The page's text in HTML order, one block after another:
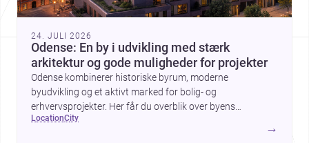
24. JULI 2026
Odense: En by i udvikling med stærk
arkitektur og gode muligheder for projekter
Odense kombinerer historiske byrum, moderne
byudvikling og et aktivt marked for bolig- og
erhvervsprojekter. Her får du overblik over byens
arkitektur, byggemæssige prisniveau og hvorfor byen er
interessant for dig, der planlægger at bygge, renovere eller
location city
→